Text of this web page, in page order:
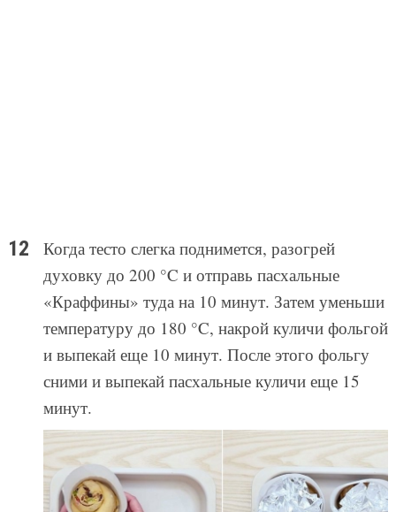
Когда тесто слегка поднимется, разогрей
духовку до 200 °C и отправь пасхальные
«Краффины» туда на 10 минут. Затем уменьши
температуру до 180 °C, накрой куличи фольгой
и выпекай еще 10 минут. После этого фольгу
сними и выпекай пасхальные куличи еще 15
минут.